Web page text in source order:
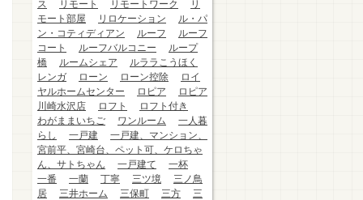
ス
リモート リモートワーク
リ
モート部屋
リロケーション
ル・パ
ン・コティディアン
ルーフ
ルーフ
コート
ルーフバルコニー
ループ
橋
ルームシェア
ルララこうほく
レンガ
ローン ローン控除
ロイ
ヤルホームセンター
ロピア
ロピア
川崎水沢店
ロフト
ロフト付き
わがままいちご
ワンルーム
一人暮
らし
一戸建
一戸建、マンション、
宮前平、宮崎台、ペット可、ケロちゃ
ん、サトちゃん
一戸建て
一杯
一番
一蘭 丁寧 三ツ境
三ノ鳥
居
三井ホーム 三保町 三方
三